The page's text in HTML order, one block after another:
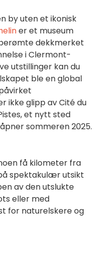
by uten et ikonisk
er et museum
dekkmerket
i Clermont-
utstillinger kan du
ble en global
ikke glipp av Cité du
et nytt sted
sommeren 2025.
få kilometer fra
spektakulær utsikt
av den utslukte
eller med
for naturelskere og